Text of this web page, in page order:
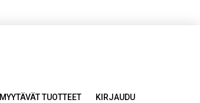
MYYTÄVÄT TUOTTEET KIRJAUDU